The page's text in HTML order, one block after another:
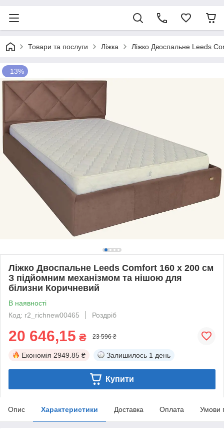
Товари та послуги Ліжка Ліжко Двоспальне Leeds
–13%
Ліжко Двоспальне Leeds Comfort 160 х 200 см
З підйомним механізмом та нішою для
білизни Коричневий
В наявності
Код: r2_richnew00465
Роздріб
20 646,15 ₴ 23 596 ₴
Економія 2949.85 ₴ Залишилось 1 день
Купити
Опис Характеристики Доставка Оплата Умови